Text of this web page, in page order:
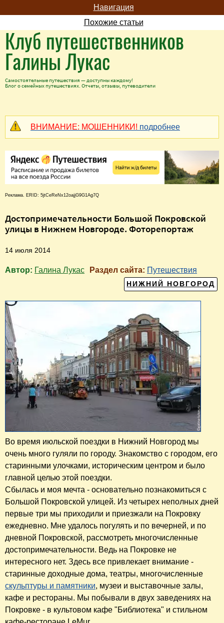
Навигация
Похожие статьи
Клуб путешественников
Галины Лукас
Самостоятельные путешествия — доступны каждому!
Блог о семейных путешествиях. Отчеты, отзывы, путеводители
ВНИМАНИЕ: МОШЕННИКИ! подробнее
Реклама. ERID: 5jtCeReNx12oajjG9G1Ag7Q
Достопримечательности Большой Покровской
улицы в Нижнем Новгороде. Фоторепортаж
14 июля 2014
Автор: Галина Лукас Раздел сайта: Путешествия
НИЖНИЙ НОВГОРОД
Во время июльской поездки в Нижний Новгород мы
очень много гуляли по городу. Знакомство с городом, его
старинными улочками, историческим центром и было
главной целью этой поездки.
Сбылась и моя мечта - основательно познакомиться с
Большой Покровской улицей. Из четырех неполных дней
первые три мы приходили и приезжали на Покровку
ежедневно. Мне удалось погулять и по вечерней, и по
дневной Покровской, рассмотреть многочисленные
достопримечательности. Ведь на Покровке не
интересного нет. Здесь все привлекает внимание -
старинные доходные дома, театры, многочисленные
скульптуры и памятники, музеи и выставочные залы,
кафе и рестораны. Мы побывали в двух заведениях на
Покровке - в культовом кафе "Библиотека" и стильном